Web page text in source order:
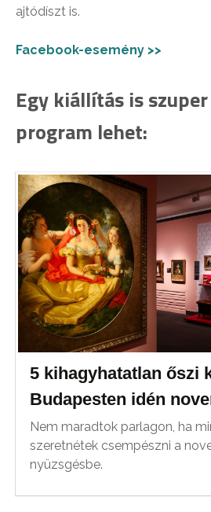
ajtódíszt is.
Facebook-esemény >>
Egy kiállítás is
program lehet:
5 kihagyhatatlan őszi
Budapesten idén
Nem maradtok parlagon, ha
szeretnétek csempészni a
nyüzsgésbe.